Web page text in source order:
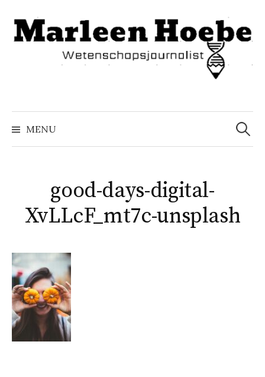
inhoud
springen
MENU
Zoeken
naar:
good-days-digital-
XvLLcF_mt7c-unsplash